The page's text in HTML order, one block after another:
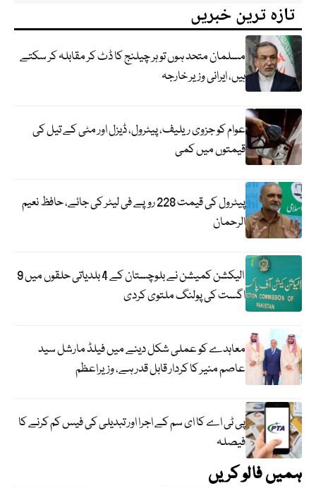
تازہ ترین خبریں
مسلمان متحد ہوں تو ہر چیلنج کا ڈٹ کر مقابلہ کر سکتے
ہیں، ایرانی وزیر خارجہ
عوام کو جزوی ریلیف، پیٹرول، ڈیزل اور مٹی کے تیل کی
قیمتوں میں کمی
پیٹرول کی قیمت 228 روپے فی لیٹر کی جائے، حافظ نعیم
الرحمان
الیکشن کمیشن نے بلوچستان کے 4 بلدیاتی حلقوں میں 9
اگست کی پولنگ ملتوی کردی
معاہدے کو عملی شکل دینے میں فیلڈ مارشل سید
عاصم منیر کا کردار قابل قدر ہے، وزیراعظم
پی ٹی اے کا ای سم کے اجرا اور تبدیلی کی فیس کم کرنے کا
فیصلہ
ہمیں فالو کریں